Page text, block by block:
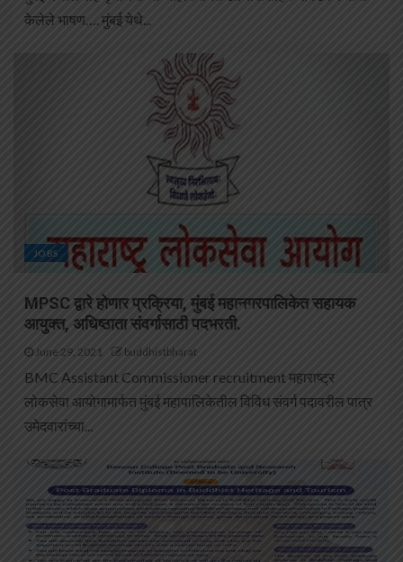
केलेले भाषण…. मुंबई येथे...
JOBS
MPSC द्वारे होणार प्रक्रिया, मुंबई महानगरपालिकेत सहायक
आयुक्त, अधिष्ठाता संवर्गासाठी पदभरती.
June 29, 2021 buddhistbharat
BMC Assistant Commissioner recruitment महाराष्ट्र
लोकसेवा आयोगामार्फत मुंबई महापालिकेतील विविध संवर्ग पदावरील पात्र
उमेदवारांच्या...